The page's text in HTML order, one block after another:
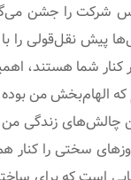
شرکت را جشن
پیش نقل‌قولی را
که الهام‌بخش من
مهم‌ترین چالش‌های
سختی را کنار هم